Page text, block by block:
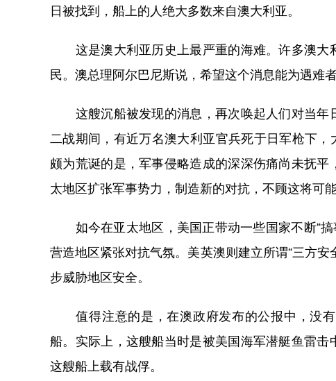
日被找到，船上的人绝大多数来自澳大利亚。
这是澳大利亚历史上最严重的海难。许多澳大
民。澳总理阿尔巴尼斯说，希望这个消息能为遇难
这艘沉船被发现的消息，再次唤起人们对当年
二战期间，有近万名澳大利亚官兵死于日军枪下，
颇为荒诞的是，军事侵略造成的深深伤痛尚未抚
太地区扩张军事势力，制造新的对抗，不顾这将可
如今在亚太地区，美国正带动一些国家不断“搞
营造地区紧张对抗气氛。美英澳则建立所谓“三方
步威胁地区安全。
值得注意的是，在澳政府发布的公报中，没有
船。实际上，这艘船当时是被美国海军潜艇鱼雷
这艘船上载有战俘。